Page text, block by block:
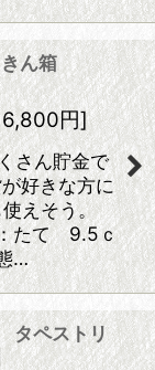
ん箱
6,800円]
さん貯金で
好きな方に
えそう。
て 9.5ｃ
…
ペストリ